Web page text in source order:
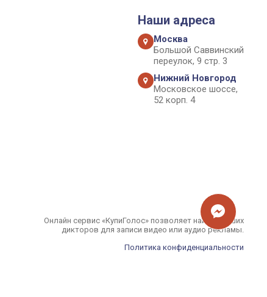
Наши адреса
Москва
Большой Саввинский
переулок, 9 стр. 3
Нижний Новгород
Московское шоссе,
52 корп. 4
Онлайн сервис «КупиГолос» позволяет найти лучших
дикторов для записи видео или аудио рекламы.
Политика конфиденциальности